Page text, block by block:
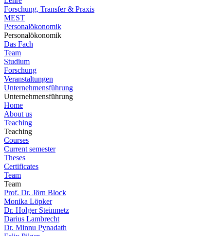
Forschung, Transfer & Praxis
MEST
Personalökonomik
Personalökonomik
Das Fach
Team
Studium
Forschung
Veranstaltungen
Unternehmensführung
Unternehmensführung
Home
About us
Teaching
Teaching
Courses
Current semester
Theses
Certificates
Team
Team
Prof. Dr. Jörn Block
Monika Löpker
Dr. Holger Steinmetz
Darius Lambrecht
Dr. Minnu Pynadath